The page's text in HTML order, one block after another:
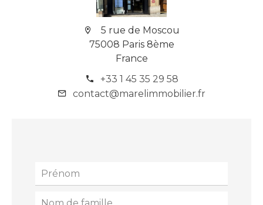
5 rue de Moscou
75008 Paris 8ème
France
+33 1 45 35 29 58
contact@marelimmobilier.fr